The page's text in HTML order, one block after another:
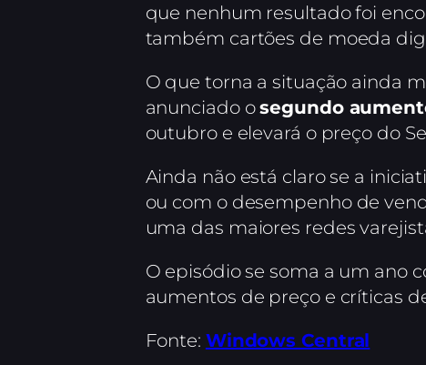
que nenhum resultado foi
também cartões de moeda
O que torna a situação ainda
anunciado osegundo
outubro e elevará o preço do
Ainda não está claro se a
ou com o desempenho de
uma das maiores redes
O episódio se soma a um ano
aumentos de preço e críticas
Fonte: Windows Central